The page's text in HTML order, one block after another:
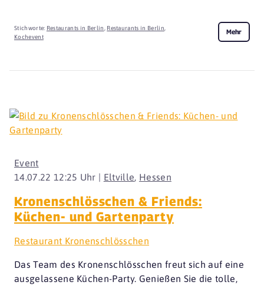
Stichworte: Restaurants in Berlin Restaurants in Berlin
Kochevent
Mehr
14.07.22 12:25 Uhr | Eltville, Hessen
Event
Kronenschlösschen & Friends:
Küchen- und Gartenparty
Restaurant Kronenschlösschen
Das Team des Kronenschlösschen freut sich auf eine
ausgelassene Küchen-Party. Genießen Sie die tolle,